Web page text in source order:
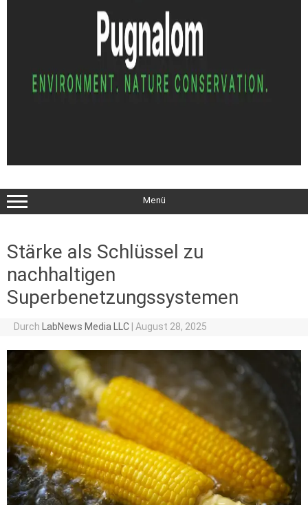
Menü
Stärke als Schlüssel zu
nachhaltigen
Superbenetzungssystemen
Durch LabNews Media LLC August 28, 2025